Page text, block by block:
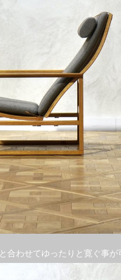
わせてゆったりと寛ぐ事が